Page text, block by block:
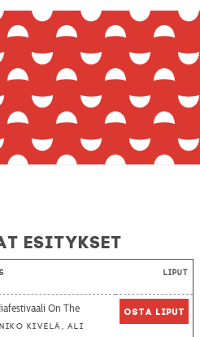
esitykset
Liput
On The
Niko Kivelä, Ali
Osta liput